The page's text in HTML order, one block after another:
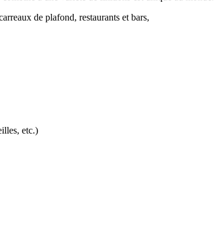
de plafond, restaurants et bars,
etc.)